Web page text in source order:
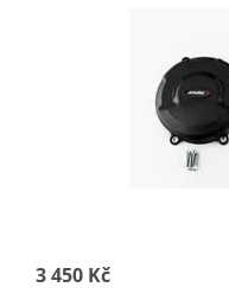
3 450 Kč